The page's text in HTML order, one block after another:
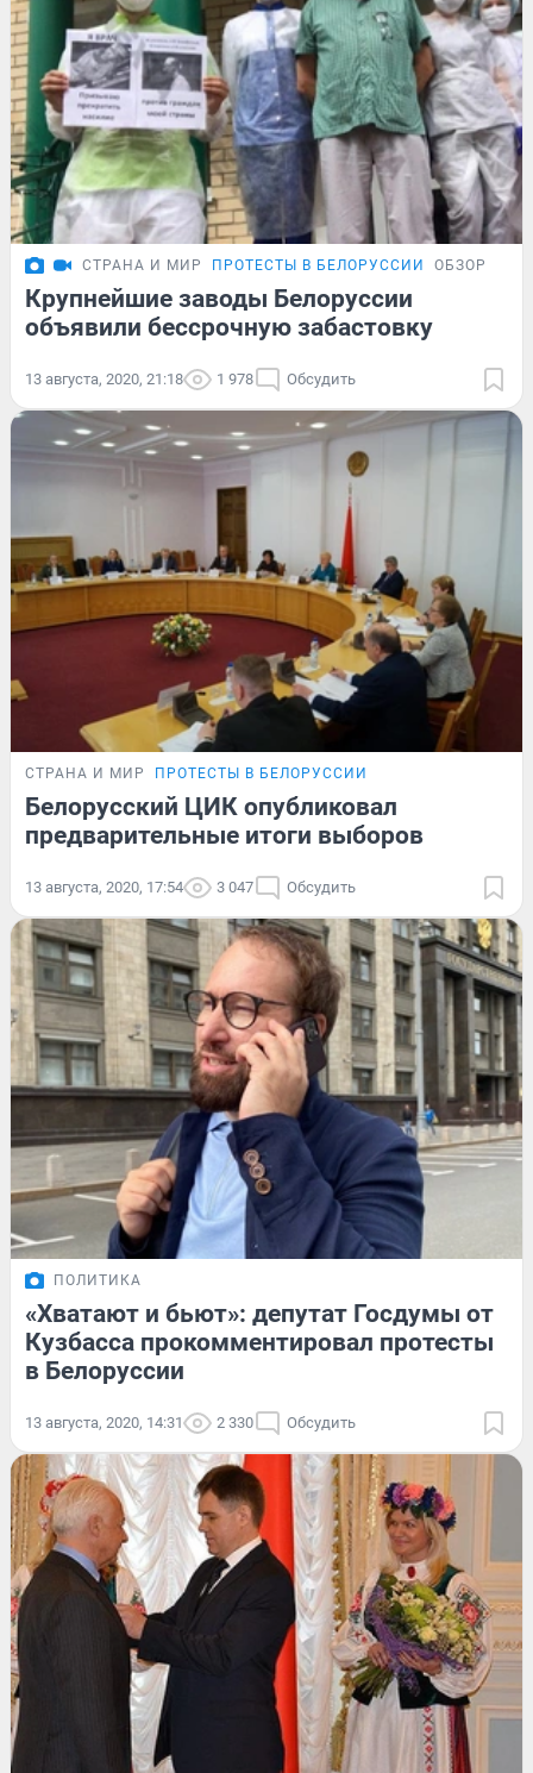
СТРАНА И МИР ПРОТЕСТЫ В БЕЛОРУССИИ ОБЗОР
Крупнейшие заводы Белоруссии
объявили бессрочную забастовку
13 августа, 2020, 21:18 1 978 Обсудить
СТРАНА И МИР ПРОТЕСТЫ В БЕЛОРУССИИ
Белорусский ЦИК опубликовал
предварительные итоги выборов
13 августа, 2020, 17:54 3 047 Обсудить
ПОЛИТИКА
«Хватают и бьют»: депутат Госдумы от
Кузбасса прокомментировал протесты
в Белоруссии
13 августа, 2020, 14:31 2 330 Обсудить